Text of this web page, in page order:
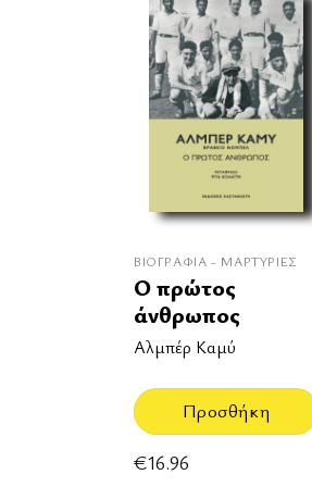
ΒΙΟΓΡΑΦΊΑ - ΜΑΡΤΥΡΊΕΣ
Ο πρώτος
άνθρωπος
Αλμπέρ Καμύ
Προσθήκη
€16.96